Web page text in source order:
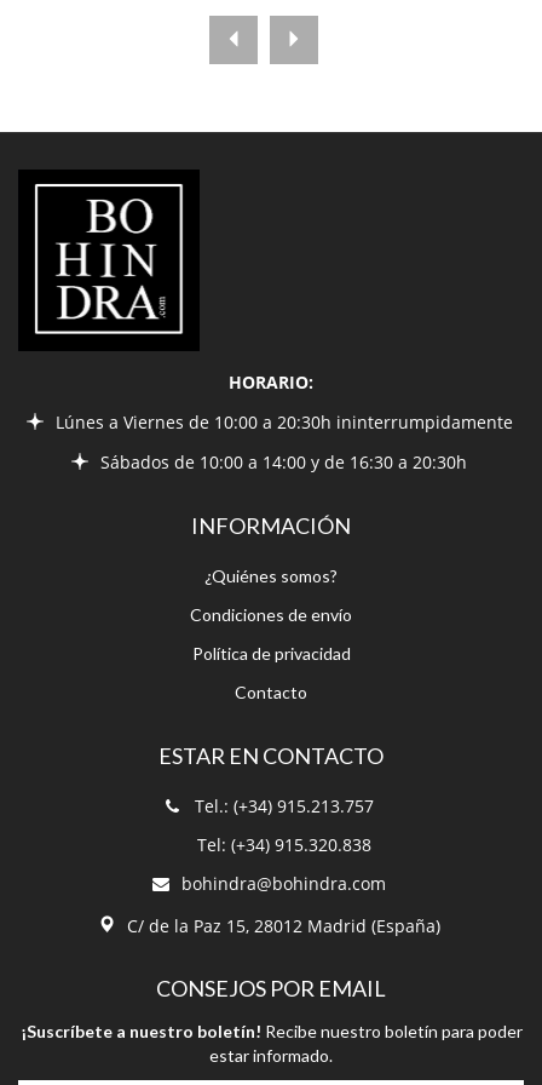
LIBRERÍA
BOHINDRA
HORARIO:
Lúnes a Viernes de 10:00 a 20:30h ininterrumpidamente
Sábados de 10:00 a 14:00 y de 16:30 a 20:30h
INFORMACIÓN
¿Quiénes somos?
Condiciones de envío
Política de privacidad
Contacto
ESTAR EN CONTACTO
Tel.: (+34) 915.213.757
Tel: (+34) 915.320.838
bohindra@bohindra.com
C/ de la Paz 15, 28012 Madrid (España)
CONSEJOS POR EMAIL
¡Suscríbete a nuestro boletín! Recibe nuestro boletín para poder
estar informado.